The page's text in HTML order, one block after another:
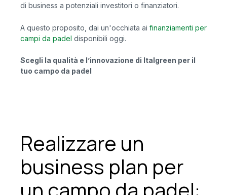
di business a potenziali investitori o finanziatori.
A questo proposito, dai un'occhiata ai finanziamenti per
campi da padel disponibili oggi.
Scegli la qualità e l’innovazione di Italgreen per il
tuo campo da padel
Realizzare un
business plan per